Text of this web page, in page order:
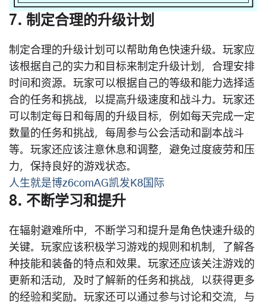
7. 制定合理的升级计划
制定合理的升级计划可以帮助角色快速升级。玩家应
该根据自己的实力和目标来制定升级计划，合理安排
时间和资源。玩家可以根据自己的等级和能力选择适
合的任务和挑战，以提高升级速度和战斗力。玩家还
可以制定每日和每周的升级目标，例如每天完成一定
数量的任务和挑战，每周参与公会活动和副本战斗
等。玩家还应该注意休息和调整，避免过度疲劳和压
力，保持良好的游戏状态。
人生就是博z6comAG凯发K8国际
8. 不断学习和提升
在辐射避难所中，不断学习和提升是角色快速升级的
关键。玩家应该积极学习游戏的规则和机制，了解各
种技能和装备的特点和效果。玩家还应该关注游戏的
更新和活动，及时了解新的任务和挑战，以获得更多
的经验和奖励。玩家还可以通过参与讨论和交流，与